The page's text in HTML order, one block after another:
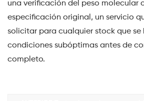
una verificación del peso molecular
especificación original, un servicio
solicitar para cualquier stock que se
condiciones subóptimas antes de
completo.